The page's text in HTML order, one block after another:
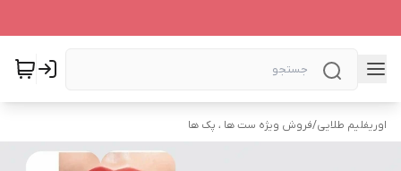
اوریفلیم طلایی/فروش ویژه ست ها ، پک ها